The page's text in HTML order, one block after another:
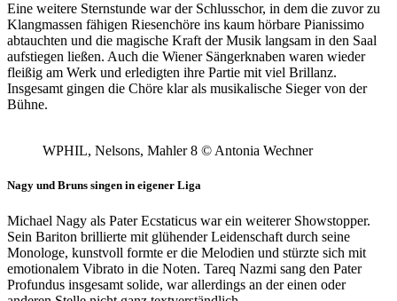
Eine weitere Sternstunde war der Schlusschor, in dem die zuvor zu
Klangmassen fähigen Riesenchöre ins kaum hörbare Pianissimo
abtauchten und die magische Kraft der Musik langsam in den Saal
aufstiegen ließen. Auch die Wiener Sängerknaben waren wieder
fleißig am Werk und erledigten ihre Partie mit viel Brillanz.
Insgesamt gingen die Chöre klar als musikalische Sieger von der
Bühne.
WPHIL, Nelsons, Mahler 8 © Antonia Wechner
Nagy und Bruns singen in eigener Liga
Michael Nagy als Pater Ecstaticus war ein weiterer Showstopper.
Sein Bariton brillierte mit glühender Leidenschaft durch seine
Monologe, kunstvoll formte er die Melodien und stürzte sich mit
emotionalem Vibrato in die Noten. Tareq Nazmi sang den Pater
Profundus insgesamt solide, war allerdings an der einen oder